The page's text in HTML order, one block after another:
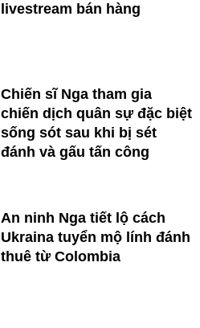
livestream bán hàng
Chiến sĩ Nga tham gia
chiến dịch quân sự đặc biệt
sống sót sau khi bị sét
đánh và gấu tấn công
An ninh Nga tiết lộ cách
Ukraina tuyển mộ lính đánh
thuê từ Colombia